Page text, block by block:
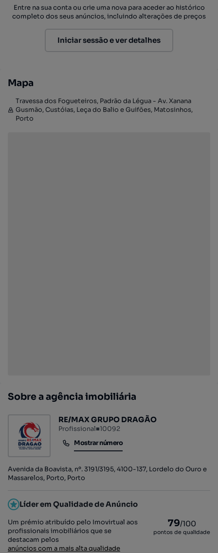
Entre na sua conta ou crie uma nova para aceder ao histórico
completo dos seus anúncios, incluindo alterações de preços
Iniciar sessão e ver detalhes
Mapa
Travessa dos Fogueteiros, Padrão da Légua - Av. Xanana
Gusmão, Custóias, Leça do Balio e Guifões, Matosinhos,
Porto
Sobre a agência imobiliária
RE/MAX GRUPO DRAGÃO
Profissional■10092
Mostrar número
Mostrar número
Avenida da Boavista, nº. 3191/3195, 4100-137, Lordelo do Ouro e
Massarelos, Porto, Porto
Líder em Qualidade de Anúncio
Um prémio atribuído pelo Imovirtual aos
profissionais imobiliários que se
destacam pelos
anúncios com a mais alta qualidade
79/100
pontos de qualidade